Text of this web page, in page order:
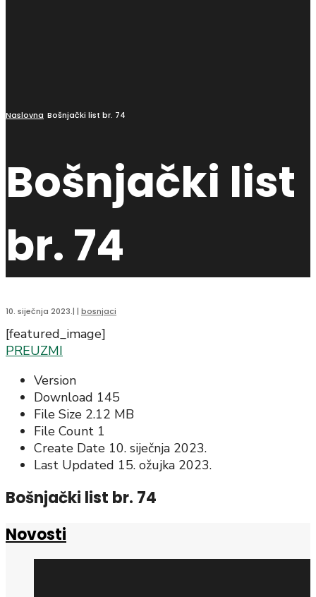
Naslovna Bošnjački list br. 74
Bošnjački list
br. 74
10. siječnja 2023.| | bosnjaci
[featured_image]
PREUZMI
Version
Download 145
File Size 2.12 MB
File Count 1
Create Date 10. siječnja 2023.
Last Updated 15. ožujka 2023.
Bošnjački list br. 74
Novosti